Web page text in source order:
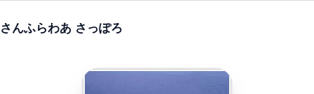
さんふらわあ さっぽろ